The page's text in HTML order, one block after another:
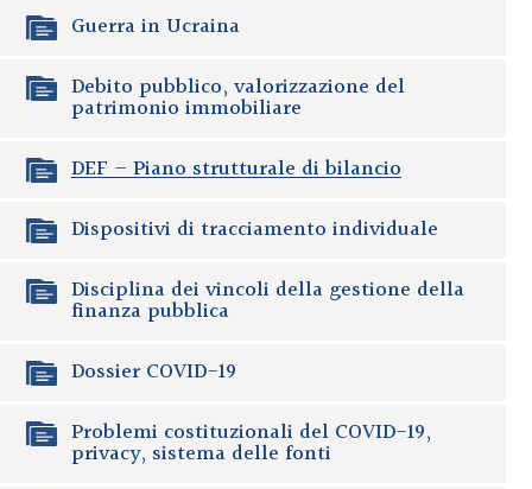
Guerra in Ucraina
Debito pubblico, valorizzazione del
patrimonio immobiliare
DEF – Piano strutturale di bilancio
Dispositivi di tracciamento individuale
Disciplina dei vincoli della gestione della
finanza pubblica
Dossier COVID-19
Problemi costituzionali del COVID-19,
privacy, sistema delle fonti